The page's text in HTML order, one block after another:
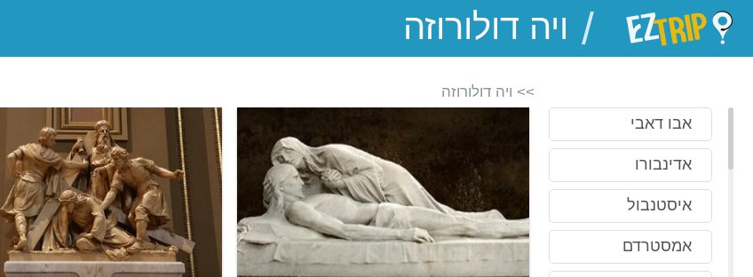
EZTrip
/
אבו דאבי
אדינבורו
איסטנבול
אמסטרדם
>> ויה דולורוזה